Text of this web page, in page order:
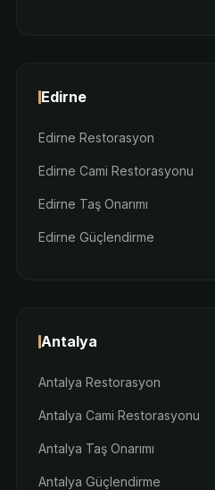
Edirne
Edirne Restorasyon
Edirne Cami Restorasyonu
Edirne Taş Onarımı
Edirne Güçlendirme
Antalya
Antalya Restorasyon
Antalya Cami Restorasyonu
Antalya Taş Onarımı
Antalya Güçlendirme